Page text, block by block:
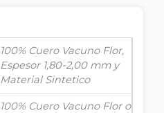
100% Cuero Vacuno Flor,
Espesor 1,80-2,00 mm y
Material Sintetico
100% Cuero Vacuno Flor o